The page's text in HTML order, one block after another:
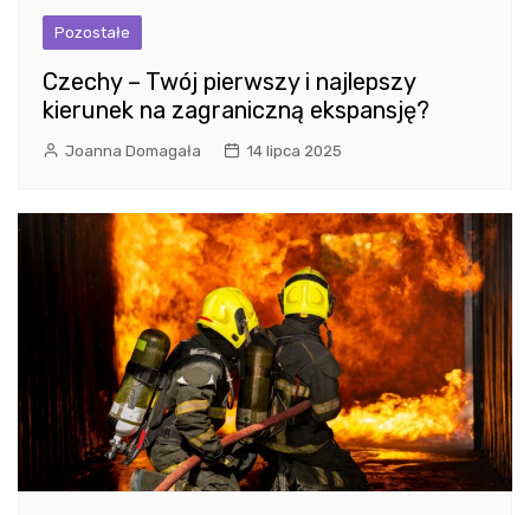
Pozostałe
Czechy – Twój pierwszy i najlepszy
kierunek na zagraniczną ekspansję?
Joanna Domagała 14 lipca 2025